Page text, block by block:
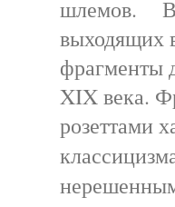
шлемов.
выходящих
фрагменты
XIX века.
розеттами